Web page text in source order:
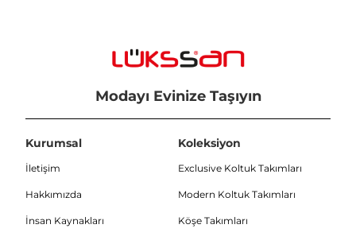
Modayı Evinize Taşıyın
Kurumsal
İletişim
Hakkımızda
İnsan Kaynakları
Koleksiyon
Exclusive Koltuk Takımları
Modern Koltuk Takımları
Köşe Takımları